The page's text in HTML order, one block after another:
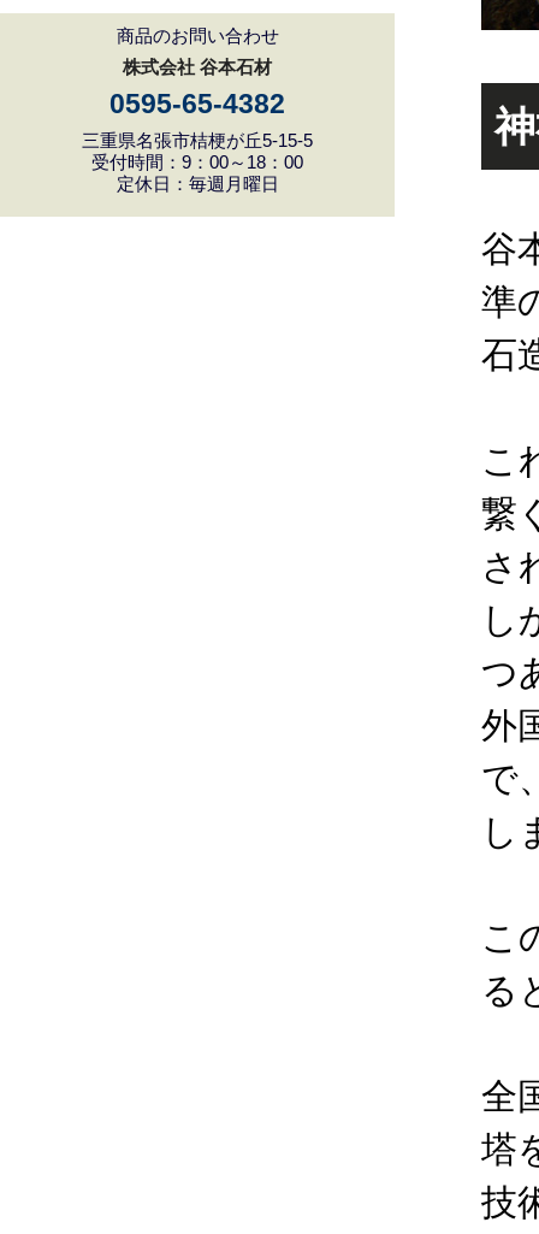
商品のお問い合わせ
株式会社 谷本石材
0595-65-4382
三重県名張市桔梗が丘5-15-5
受付時間：9：00～18：00
定休日：毎週月曜日
谷
準
石
こ
繋
さ
し
つ
外
で
し
こ
る
全
塔
技